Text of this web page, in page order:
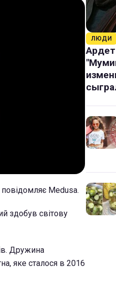
Medusa.
здобув світову
Дружина
яке сталося в 2016
ЛЮДИ